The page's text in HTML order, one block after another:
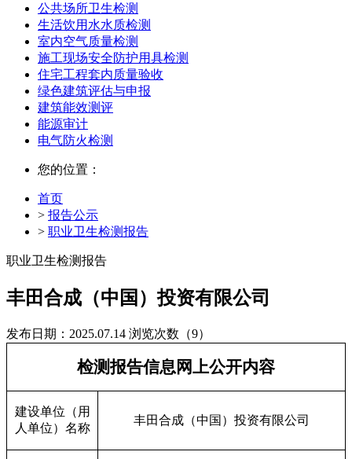
公共场所卫生检测
生活饮用水水质检测
室内空气质量检测
施工现场安全防护用具检测
住宅工程套内质量验收
绿色建筑评估与申报
建筑能效测评
能源审计
电气防火检测
您的位置：
首页
> 报告公示
> 职业卫生检测报告
职业卫生检测报告
丰田合成（中国）投资有限公司
发布日期：2025.07.14 浏览次数（9）
检测报告信息网上公开内容
建设单位（用
人单位）名称
丰田合成（中国）投资有限公司